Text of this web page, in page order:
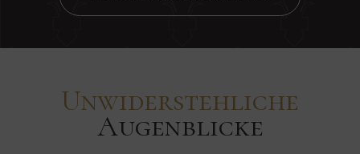
Unwiderstehliche
Augenblicke